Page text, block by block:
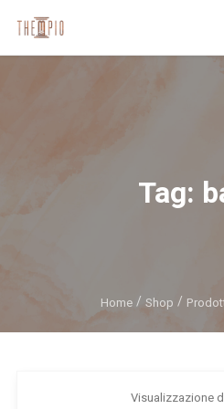
Tag:
Home Shop
Visualizzazione